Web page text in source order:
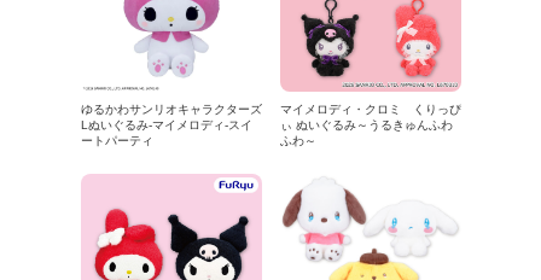
ゆるかわサンリオキャラクターズ
Lぬいぐるみ‐マイメロディ‐スイ
ートパーティ
マイメロディ・クロミ くりっぴ
ぃ ぬいぐるみ～うるきゅんふわ
ふわ～